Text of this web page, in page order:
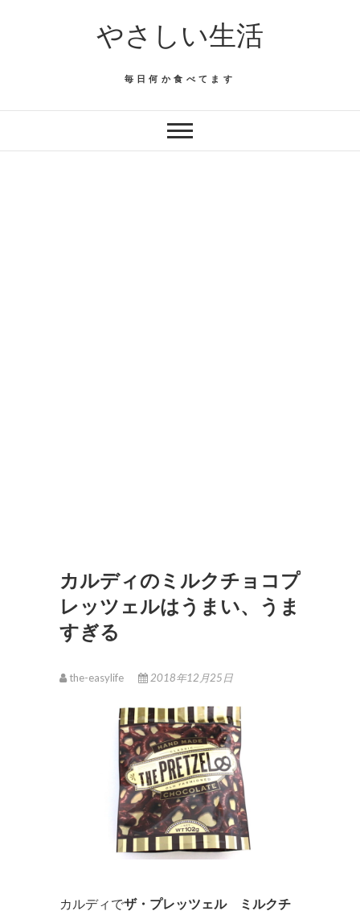
やさしい生活
毎日何か食べてます
カルディのミルクチョコプ
レッツェルはうまい、うま
すぎる
the-easylife 2018年12月25日
カルディでザ・プレッツェル ミルクチ